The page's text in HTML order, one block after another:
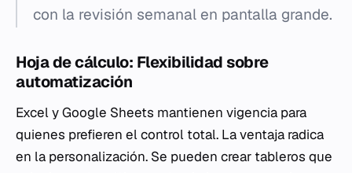
con la revisión semanal en pantalla grande.
Hoja de cálculo: Flexibilidad sobre
automatización
Excel y Google Sheets mantienen vigencia para
quienes prefieren el control total. La ventaja radica
en la personalización. Se pueden crear tableros que